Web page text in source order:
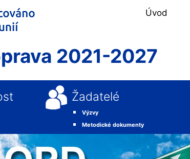
Úvod
2021-2027
Žadatelé
Výzvy
Metodické dokumenty